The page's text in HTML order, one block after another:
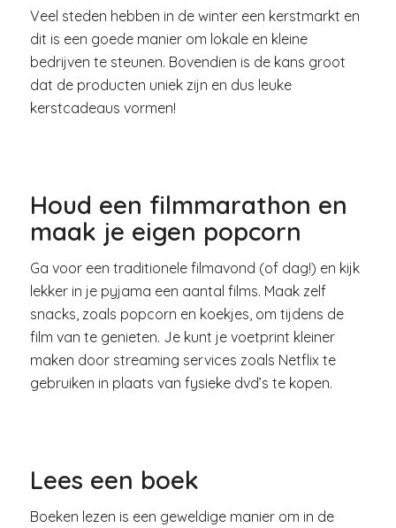
Veel steden hebben in de winter een kerstmarkt en
dit is een goede manier om lokale en kleine
bedrijven te steunen. Bovendien is de kans groot
dat de producten uniek zijn en dus leuke
kerstcadeaus vormen!
Houd een filmmarathon en
maak je eigen popcorn
Ga voor een traditionele filmavond (of dag!) en kijk
lekker in je pyjama een aantal films. Maak zelf
snacks, zoals popcorn en koekjes, om tijdens de
film van te genieten. Je kunt je voetprint kleiner
maken door streaming services zoals Netflix te
gebruiken in plaats van fysieke dvd’s te kopen.
Lees een boek
Boeken lezen is een geweldige manier om in de